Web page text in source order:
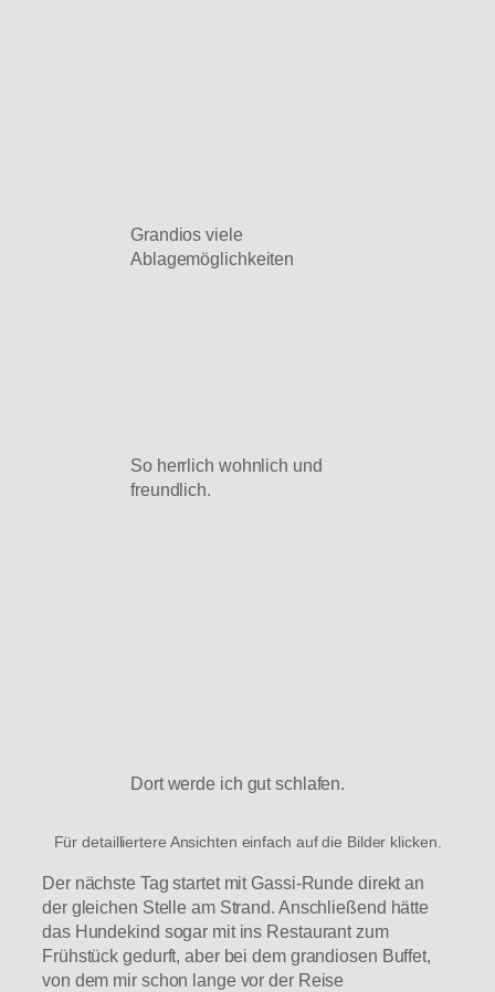
Grandios viele
Ablagemöglichkeiten
So herrlich wohnlich und
freundlich.
Dort werde ich gut schlafen.
Für detailliertere Ansichten einfach auf die Bilder klicken.
Der nächste Tag startet mit Gassi-Runde direkt an
der gleichen Stelle am Strand. Anschließend hätte
das Hundekind sogar mit ins Restaurant zum
Frühstück gedurft, aber bei dem grandiosen Buffet,
von dem mir schon lange vor der Reise